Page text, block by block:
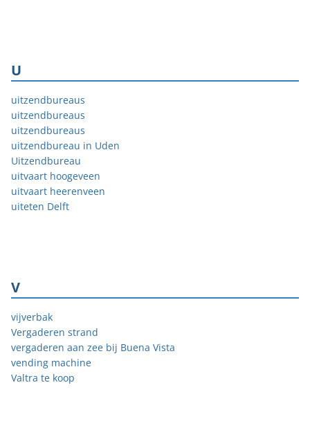
U
uitzendbureaus
uitzendbureaus
uitzendbureaus
uitzendbureau in Uden
Uitzendbureau
uitvaart hoogeveen
uitvaart heerenveen
uiteten Delft
V
vijverbak
Vergaderen strand
vergaderen aan zee bij Buena Vista
vending machine
Valtra te koop